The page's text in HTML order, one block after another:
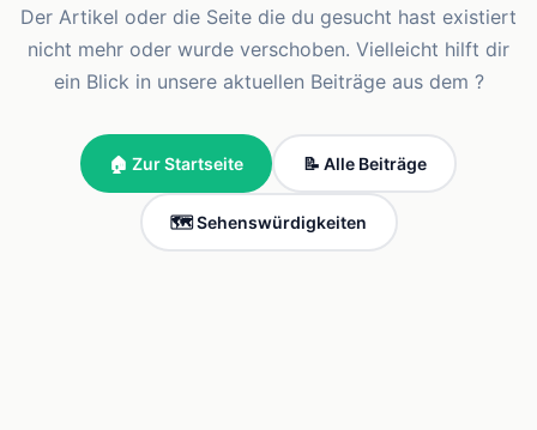
Der Artikel oder die Seite die du gesucht hast existiert
nicht mehr oder wurde verschoben. Vielleicht hilft dir
ein Blick in unsere aktuellen Beiträge aus dem ?
🏠 Zur Startseite 📝 Alle Beiträge
🗺️ Sehenswürdigkeiten